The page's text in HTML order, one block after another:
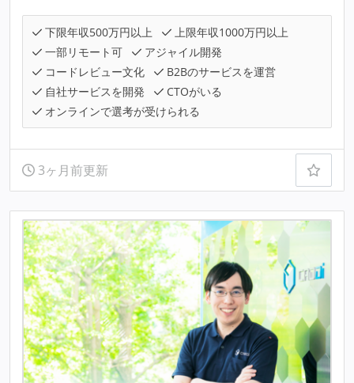
下限年収500万円以上
上限年収1000万円以上
一部リモート可
アジャイル開発
コードレビュー文化
B2Bのサービスを運営
自社サービスを開発
CTOがいる
オンラインで選考が受けられる
3ヶ月前更新